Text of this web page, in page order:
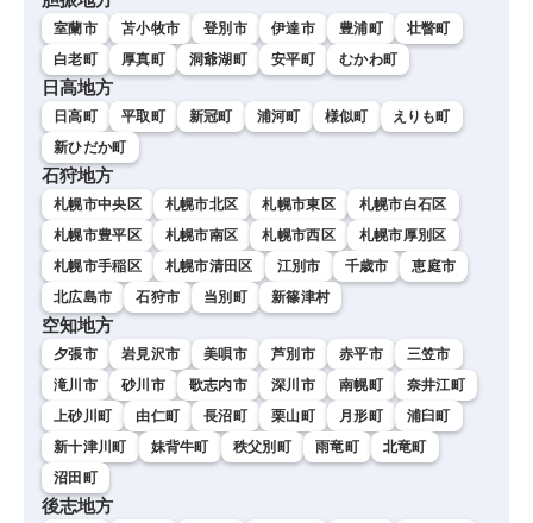
室蘭市 苫小牧市 登別市 伊達市 豊浦町
壮瞥町
白老町
厚真町 洞爺湖町 安平町 むかわ町
日高地方
日高町 平取町 新冠町 浦河町 様似町
えりも町
新ひだか町
石狩地方
札幌市中央区 札幌市北区 札幌市東区
札幌市白石区
札幌市豊平区
札幌市南区 札幌市西区
札幌市厚別区
札幌市手稲区
札幌市清田区 江別市 千歳市
恵庭市
北広島市
石狩市 当別町 新篠津村
空知地方
夕張市 岩見沢市 美唄市 芦別市 赤平市
三笠市
滝川市
砂川市 歌志内市 深川市 南幌町
奈井江町
上砂川町
由仁町 長沼町 栗山町 月形町
浦臼町
新十津川町
妹背牛町 秩父別町 雨竜町
北竜町
沼田町
後志地方